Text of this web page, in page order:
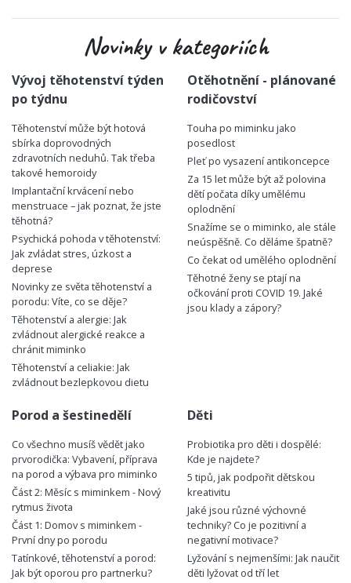
Novinky v kategoriích
Vývoj těhotenství týden
po týdnu
Těhotenství může být hotová
sbírka doprovodných
zdravotních neduhů. Tak třeba
takové hemoroidy
Implantační krvácení nebo
menstruace – jak poznat, že jste
těhotná?
Psychická pohoda v těhotenství:
Jak zvládat stres, úzkost a
deprese
Novinky ze světa těhotenství a
porodu: Víte, co se děje?
Těhotenství a alergie: Jak
zvládnout alergické reakce a
chránit miminko
Těhotenství a celiakie: Jak
zvládnout bezlepkovou dietu
Otěhotnění - plánované
rodičovství
Touha po miminku jako
posedlost
Pleť po vysazení antikoncepce
Za 15 let může být až polovina
dětí počata díky umělému
oplodnění
Snažíme se o miminko, ale stále
neúspěšně. Co děláme špatně?
Co čekat od umělého oplodnění
Těhotné ženy se ptají na
očkování proti COVID 19. Jaké
jsou klady a zápory?
Porod a šestinedělí
Co všechno musíš vědět jako
prvorodička: Vybavení, příprava
na porod a výbava pro miminko
Část 2: Měsíc s miminkem - Nový
rytmus života
Část 1: Domov s miminkem -
První dny po porodu
Tatínkové, těhotenství a porod:
Jak být oporou pro partnerku?
Děti
Probiotika pro děti i dospělé:
Kde je najdete?
5 tipů, jak podpořit dětskou
kreativitu
Jaké jsou různé výchovné
techniky? Co je pozitivní a
negativní motivace?
Lyžování s nejmenšími: Jak naučit
děti lyžovat od tří let